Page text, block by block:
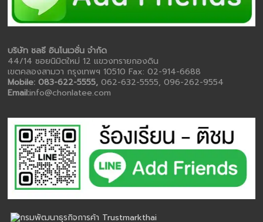
บริษัท ชลธี อินโนเวชั่น จำกัด
44/14 ซอยนิมิตใหม่ 12 แขวงทรายกองดิน
เขตคลองสามวา กรุงเทพฯ 10510 Fax: 02-914-6688
Mobile: 083-622-5555,062-632-5555, 096-262-9554
Email:info@chonlatee.com